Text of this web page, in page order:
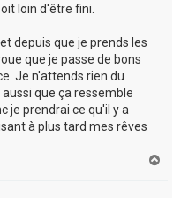
loin d'être fini.
depuis que je prends les
que je passe de bons
Je n'attends rien du
que ça ressemble
je prendrai ce qu'il y a
à plus tard mes rêves